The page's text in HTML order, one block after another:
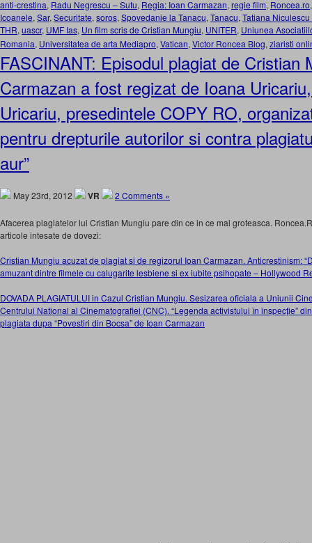
anti-crestina, Radu Negrescu – Sutu, Regia: Ioan Carmazan, regie film, Roncea.ro
Icoanele, Sar, Securitate, soros, Spovedanie la Tanacu, Tanacu, Tatiana Niculescu
THR, uascr, UMF Ias, Un film scris de Cristian Mungiu, UNITER, Uniunea
Romania, Universitatea de arta Mediapro, Vatican, Victor Roncea Blog, ziaristi
FASCINANT: Episodul plagiat de Cristian
Carmazan a fost regizat de Ioana
Uricariu, presedintele COPY RO,
pentru drepturile autorilor si contra
aur”
May 23rd, 2012 VR 2 Comments »
Afacerea plagiatelor lui Cristian Mungiu pare din ce in ce mai groteasca.
articole intesate de dovezi:
Cristian Mungiu acuzat de plagiat si de regizorul Ioan Carmazan. Anticrestinism:
amuzant dintre filmele cu calugarite lesbiene si ex iubite psihopate – Hollywood
DOVADA PLAGIATULUI in Cazul Cristian Mungiu. Sesizarea oficiala a Uniunii
Centrului National al Cinematografiei (CNC). “Legenda activistului în inspecţie”
plagiata dupa “Povestiri din Bocsa” de Ioan Carmazan